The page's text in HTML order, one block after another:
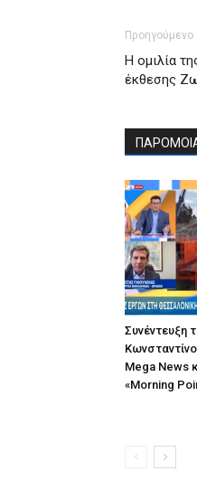
Προηγούμενο
Η ομιλία
έκθεσης
Συνέντευξη
Mega News
«Morning